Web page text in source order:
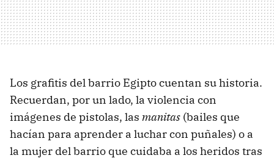
Los grafitis del barrio Egipto cuentan su historia.
Recuerdan, por un lado, la violencia con
imágenes de pistolas, las manitas (bailes que
hacían para aprender a luchar con puñales) o a
la mujer del barrio que cuidaba a los heridos tras